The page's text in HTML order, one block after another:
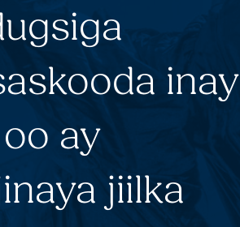
inay
ay
jiilka